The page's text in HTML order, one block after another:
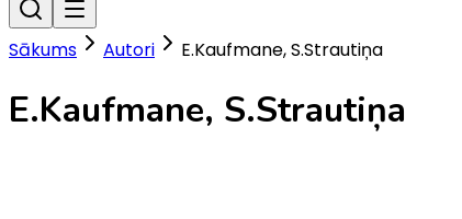
Sākums Autori E.Kaufmane, S.Strautiņa
E.Kaufmane, S.Strautiņa